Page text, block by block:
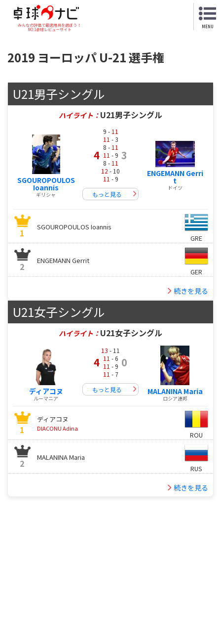
みんなの評価で最適用具を選ぼう！
NO.1卓球レビューサイト
MENU
2019 ヨーロッパ U-21 選手権
U21男子シングル
ハイライト： U21男子シングル
SGOUROPOULOS
Ioannis
ギリシャ
4
9 - 11
11 - 3
8 - 11
11 - 9
8 - 11
12 - 10
11 - 9
3
もっと見る
ENGEMANN Gerri
t
ドイツ
1
SGOUROPOULOS Ioannis
GRE
2
ENGEMANN Gerrit
GER
続きを見る
U21女子シングル
ハイライト： U21女子シングル
ディアコヌ
ルーマニア
4
13 - 11
11 - 6
11 - 9
11 - 7
0
もっと見る MALANINA Maria
ロシア連邦
1
ディアコヌ
DIACONU Adina
ROU
2
MALANINA Maria
RUS
続きを見る